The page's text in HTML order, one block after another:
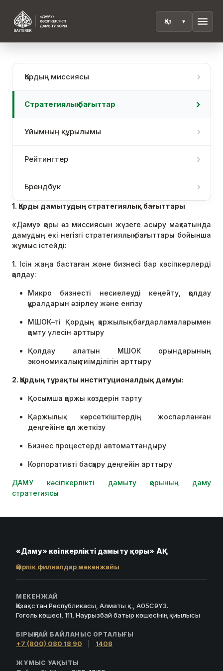
menu
Қордың миссиясы
Стратегиялық бағыттар
Ұйымның құрылымы
Рейтингтер
Брендбук
1. Қорды дамытудың стратегиялық бағыттары
«Даму» қоры өз миссиясын жүзеге асыру мақсатында
дамудың екі негізгі стратегиялық бағыттары бойынша
жұмыс істейді:
1. Ісін жаңа бастаған және бизнесі бар кәсіпкерлерді
қолдау:
Микро бизнесті несиелеуді кеңейту, қолдау
құралдарын әзірлеу және енгізу
МШОК–ті Қордың қаржылық бағдарламаларымен
қамту үлесін арттыру
Қолдау алатын МШОК орындарының
экономикалық тиімділігін арттыру
2. Қордың тұрақты институционалдық дамуы:
Қосымша қаржы көздерін тарту
Қаржылық көрсеткіштердің жоспарланған
деңгейіне қол жеткізу
Бизнес процестерді автоматтандыру
Корпоративті басқару деңгейін арттыру
ДАМУ кәсіпкерлікті дамыту қорының даму
стратегиясы
«Даму» кәсіпкерлікті дамыту қоры» АҚ
Өңірлік филиалдар мекенжайы
МЕКЕНЖАЙ
Қазақстан Республикасы, Алматы қ., A05C9Y3.
Гоголь көшесі, 111, Наурызбай батыр көшесінің қиылысы
БІРЫҢҒАЙ БАЙЛАНЫС ОРТАЛЫҒЫ
+7 (800) 080 18 90 1408
ЖҰМЫС УАҚЫТЫ